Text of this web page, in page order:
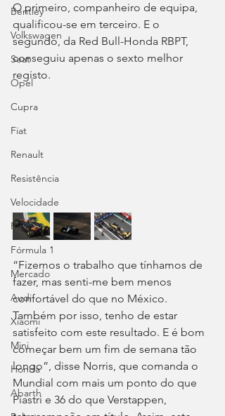
Bentley
Volkswagen
Seat
Opel
Cupra
Fiat
Renault
Resistência
Velocidade
Ralis
Fórmula 1
Mercado
Audi
Xiaomi
Mini
Honda
Abarth
O primeiro, companheiro de equipa,
qualificou-se em terceiro. E o
segundo, da Red Bull-Honda RBPT,
conseguiu apenas o sexto melhor
registo.
“Fizemos o trabalho que tínhamos de
fazer, mas senti-me bem menos
confortável do que no México.
Também por isso, tenho de estar
satisfeito com este resultado. E é bom
começar bem um fim de semana tão
longo”, disse Norris, que comanda o
Mundial com mais um ponto do que
Piastri e 36 do que Verstappen,